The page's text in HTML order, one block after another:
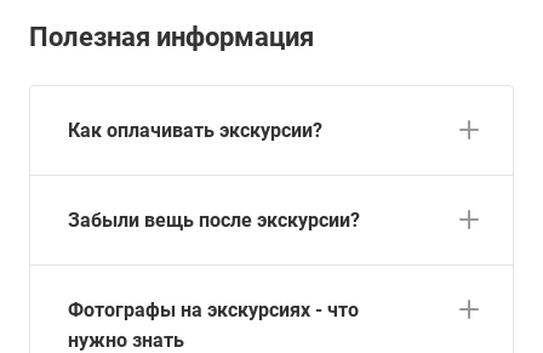
Полезная информация
Как оплачивать экскурсии?
Забыли вещь после экскурсии?
Фотографы на экскурсиях - что
нужно знать